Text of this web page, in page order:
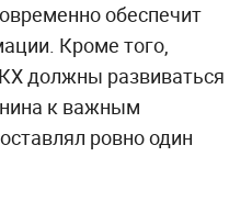
обеспечит
Кроме того,
должны развиваться
к важным
ровно один